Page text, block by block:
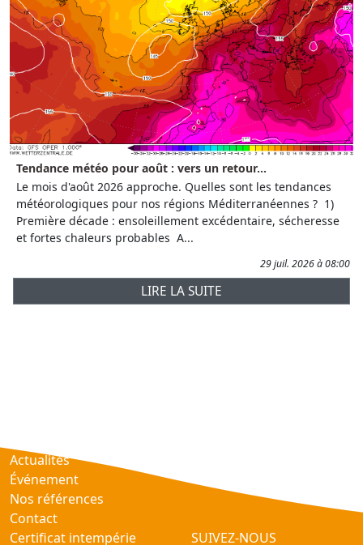
Tendance météo pour août : vers un retour...
Le mois d'août 2026 approche. Quelles sont les tendances
météorologiques pour nos régions Méditerranéennes ? 1)
Première décade : ensoleillement excédentaire, sécheresse
et fortes chaleurs probables A...
29 juil. 2026 à 08:00
LIRE LA SUITE
Actualités
Événement
Nos références
Contact
Certificat intempérie
SUIVEZ-NOUS